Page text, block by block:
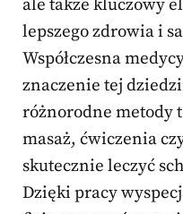
ale także kluczowy
lepszego zdrowia i
Współczesna
znaczenie tej
różnorodne metody
masaż, ćwiczenia
skutecznie leczyć
Dzięki pracy